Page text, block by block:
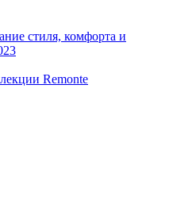
стиля, комфорта и
Remonte